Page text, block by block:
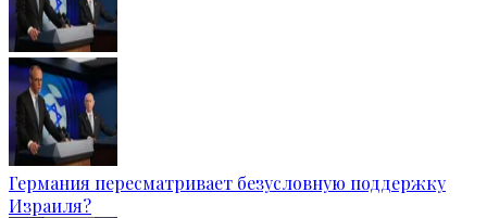
Германия пересматривает безусловную поддержку
Израиля?